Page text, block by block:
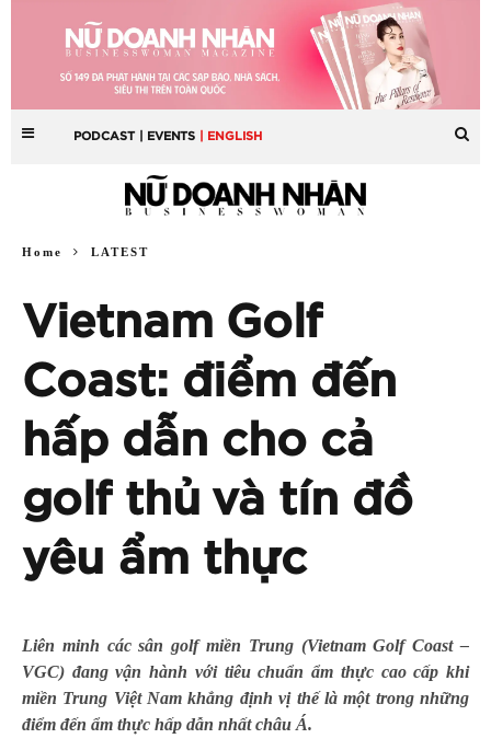
PODCAST | EVENTS | ENGLISH
Home LATEST
Vietnam Golf
Coast: điểm đến
hấp dẫn cho cả
golf thủ và tín đồ
yêu ẩm thực
Liên minh các sân golf miền Trung (Vietnam Golf Coast –
VGC) đang vận hành với tiêu chuẩn ẩm thực cao cấp khi
miền Trung Việt Nam khẳng định vị thế là một trong những
điểm đến ẩm thực hấp dẫn nhất châu Á.